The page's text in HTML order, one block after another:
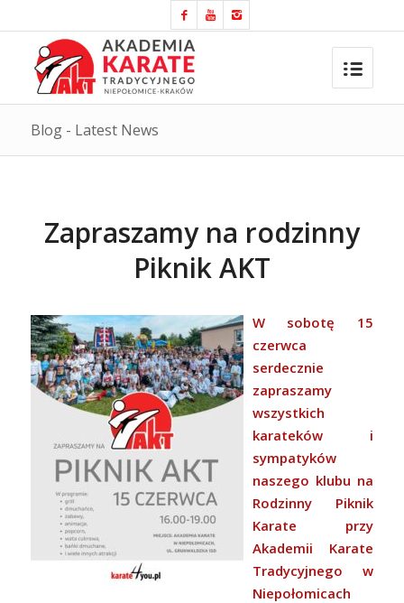
Blog - Latest News
Zapraszamy na rodzinny
Piknik AKT
W sobotę 15
czerwca
serdecznie
zapraszamy
wszystkich
karateków i
sympatyków
naszego klubu na
Rodzinny Piknik
Karate przy
Akademii Karate
Tradycyjnego w
Niepołomicach